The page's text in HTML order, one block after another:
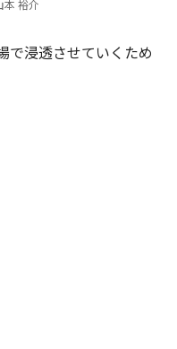
本 裕介
で浸透させていくため